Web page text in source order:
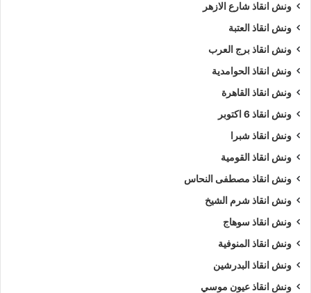
ونش انقاذ شارع الازهر
ونش انقاذ العتبة
ونش انقاذ برج العرب
ونش انقاذ الحوامدية
ونش انقاذ القاهرة
ونش انقاذ 6 اكتوبر
ونش انقاذ شبرا
ونش انقاذ القومية
ونش انقاذ مصطفى النحاس
ونش انقاذ شرم الشيخ
ونش انقاذ سوهاج
ونش انقاذ المنوفية
ونش انقاذ البدرشين
ونش انقاذ عيون موسي